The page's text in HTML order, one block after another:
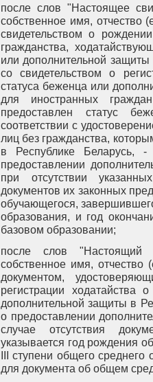
после слов "Настоящее
собственное имя, отчество
свидетельством о
гражданства,
или дополнительной защиты
со свидетельством о
статуса беженца или
для иностранных
предоставлен статус
соответствии с
лиц без гражданства,
в Республике Беларусь, -
предоставлении
при отсутствии
документов их законных
обучающегося,
образования, и год
базовом образовании;
после слов "Настоящий
собственное имя, отчество
документом,
регистрации ходатайства
дополнительной защиты в
о предоставлении
случае отсутствия
указывается год рождения
III ступени общего среднего
для документа об общем